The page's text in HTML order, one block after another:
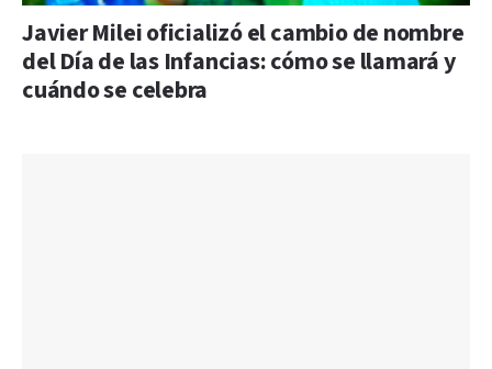
Javier Milei oficializó el cambio de nombre
del Día de las Infancias: cómo se llamará y
cuándo se celebra